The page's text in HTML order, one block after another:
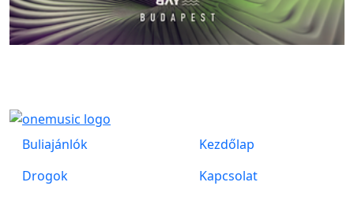
Buliajánlók
Drogok
Kezdőlap
Kapcsolat